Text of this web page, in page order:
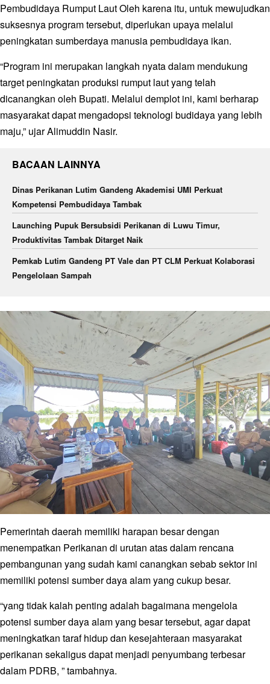
Pembudidaya Rumput Laut Oleh karena itu, untuk mewujudkan
suksesnya program tersebut, diperlukan upaya melalui
peningkatan sumberdaya manusia pembudidaya ikan.
“Program ini merupakan langkah nyata dalam mendukung
target peningkatan produksi rumput laut yang telah
dicanangkan oleh Bupati. Melalui demplot ini, kami berharap
masyarakat dapat mengadopsi teknologi budidaya yang lebih
maju,” ujar Alimuddin Nasir.
BACAAN LAINNYA
Dinas Perikanan Lutim Gandeng Akademisi UMI Perkuat
Kompetensi Pembudidaya Tambak
Launching Pupuk Bersubsidi Perikanan di Luwu Timur,
Produktivitas Tambak Ditarget Naik
Pemkab Lutim Gandeng PT Vale dan PT CLM Perkuat Kolaborasi
Pengelolaan Sampah
Pemerintah daerah memiliki harapan besar dengan
menempatkan Perikanan di urutan atas dalam rencana
pembangunan yang sudah kami canangkan sebab sektor ini
memiliki potensi sumber daya alam yang cukup besar.
“yang tidak kalah penting adalah bagaimana mengelola
potensi sumber daya alam yang besar tersebut, agar dapat
meningkatkan taraf hidup dan kesejahteraan masyarakat
perikanan sekaligus dapat menjadi penyumbang terbesar
dalam PDRB, ” tambahnya.